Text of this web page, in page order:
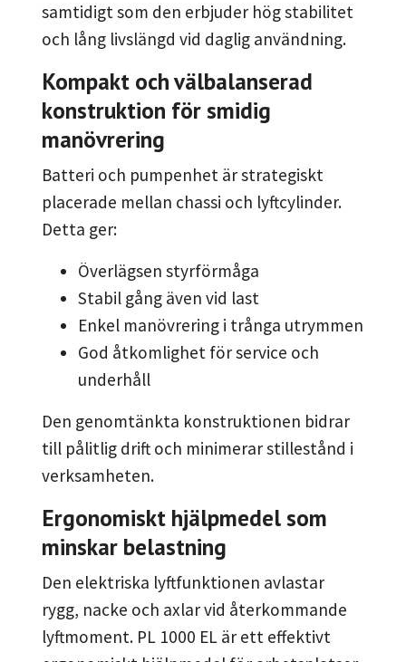
samtidigt som den erbjuder hög stabilitet
och lång livslängd vid daglig användning.
Kompakt och välbalanserad
konstruktion för smidig
manövrering
Batteri och pumpenhet är strategiskt
placerade mellan chassi och lyftcylinder.
Detta ger:
Överlägsen styrförmåga
Stabil gång även vid last
Enkel manövrering i trånga utrymmen
God åtkomlighet för service och
underhåll
Den genomtänkta konstruktionen bidrar
till pålitlig drift och minimerar stillestånd i
verksamheten.
Ergonomiskt hjälpmedel som
minskar belastning
Den elektriska lyftfunktionen avlastar
rygg, nacke och axlar vid återkommande
lyftmoment. PL 1000 EL är ett effektivt